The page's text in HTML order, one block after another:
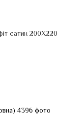
сатин 200Х220